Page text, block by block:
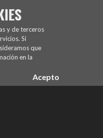
y de terceros
Si
que
en la
Acepto
DE MESA